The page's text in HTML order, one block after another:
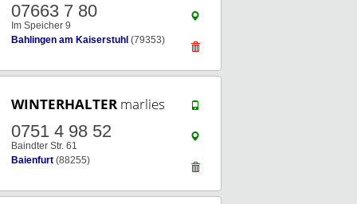
07663 7 80
Im Speicher 9
Bahlingen am Kaiserstuhl (79353)
WINTERHALTER marlies
0751 4 98 52
Baindter Str. 61
Baienfurt (88255)